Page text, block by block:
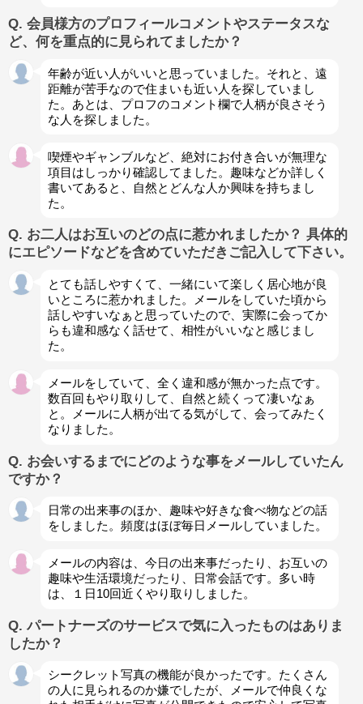
Q. 会員様方のプロフィールコメントやステータスな
ど、何を重点的に見られてましたか？
年齢が近い人がいいと思っていました。それと、遠
距離が苦手なので住まいも近い人を探していまし
た。あとは、プロフのコメント欄で人柄が良さそう
な人を探しました。
喫煙やギャンブルなど、絶対にお付き合いが無理な
項目はしっかり確認してました。趣味などか詳しく
書いてあると、自然とどんな人か興味を持ちまし
た。
Q. お二人はお互いのどの点に惹かれましたか？ 具体的
にエピソードなどを含めていただきご記入して下さい。
とても話しやすくて、一緒にいて楽しく居心地が良
いところに惹かれました。メールをしていた頃から
話しやすいなぁと思っていたので、実際に会ってか
らも違和感なく話せて、相性がいいなと感じまし
た。
メールをしていて、全く違和感が無かった点です。
数百回もやり取りして、自然と続くって凄いなぁ
と。メールに人柄が出てる気がして、会ってみたく
なりました。
Q. お会いするまでにどのような事をメールしていたん
ですか？
日常の出来事のほか、趣味や好きな食べ物などの話
をしました。頻度はほぼ毎日メールしていました。
メールの内容は、今日の出来事だったり、お互いの
趣味や生活環境だったり、日常会話です。多い時
は、１日10回近くやり取りしました。
Q. パートナーズのサービスで気に入ったものはありま
したか？
シークレット写真の機能が良かったです。たくさん
の人に見られるのか嫌でしたが、メールで仲良くな